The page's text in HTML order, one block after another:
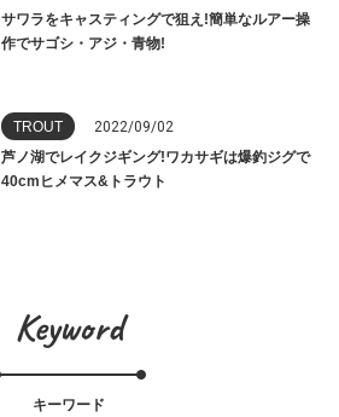
サワラをキャスティングで狙え!簡単なルアー操
作でサゴシ・アジ・青物!
TROUT
2022/09/02
芦ノ湖でレイクジギング!ワカサギは爆釣ジグで
40cmヒメマス&トラウト
Keyword
キーワード